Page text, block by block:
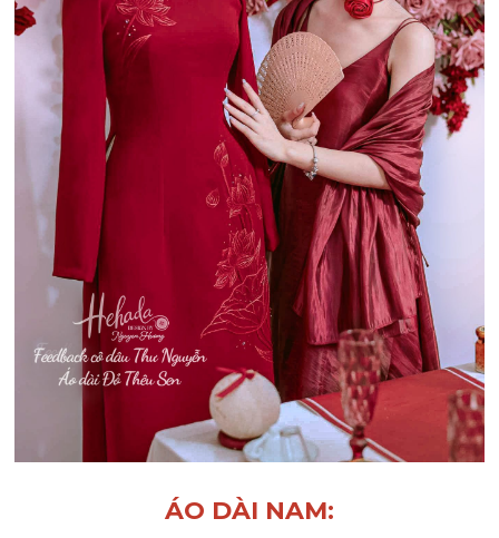
ÁO DÀI NAM: